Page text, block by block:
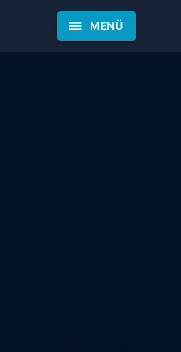
menu MENÜ